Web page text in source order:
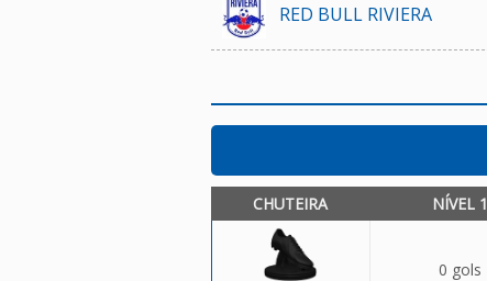
RED BULL RIVIERA
CHUTEIRA NÍVEL 1
0 gols